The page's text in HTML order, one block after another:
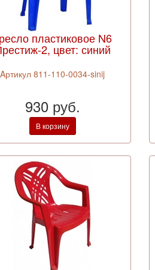
пластиковое N6
2, цвет: синий
Aртикул 811-110-0034-sinij
930 руб.
В корзину